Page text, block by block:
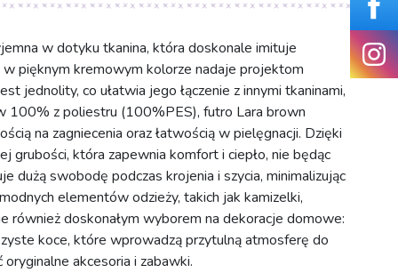
w dotyku tkanina, która doskonale imituje
pięknym kremowym kolorze nadaje projektom
jednolity, co ułatwia jego łączenie z innymi tkaninami,
100% z poliestru (100%PES), futro Lara brown
na zagniecenia oraz łatwością w pielęgnacji. Dzięki
która zapewnia komfort i ciepło, nie będąc
dużą swobodę podczas krojenia i szycia, minimalizując
elementów odzieży, takich jak kamizelki,
również doskonałym wyborem na dekoracje domowe:
koce, które wprowadzą przytulną atmosferę do
akcesoria i zabawki.